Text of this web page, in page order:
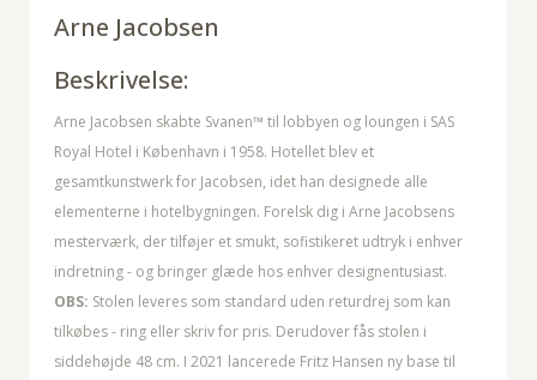
Arne Jacobsen
Beskrivelse:
Arne Jacobsen skabte Svanen™ til lobbyen og loungen i SAS
Royal Hotel i København i 1958. Hotellet blev et
gesamtkunstwerk for Jacobsen, idet han designede alle
elementerne i hotelbygningen. Forelsk dig i Arne Jacobsens
mesterværk, der tilføjer et smukt, sofistikeret udtryk i enhver
indretning - og bringer glæde hos enhver designentusiast.
OBS: Stolen leveres som standard uden returdrej som kan
tilkøbes - ring eller skriv for pris. Derudover fås stolen i
siddehøjde 48 cm. I 2021 lancerede Fritz Hansen ny base til